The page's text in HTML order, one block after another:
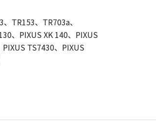
TR153、TR703a、
、PIXUS XK 140、PIXUS
TS7430、PIXUS